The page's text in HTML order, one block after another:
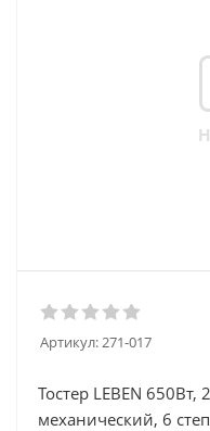
Артикул:271-017
Тостер LEBEN
механический, 6